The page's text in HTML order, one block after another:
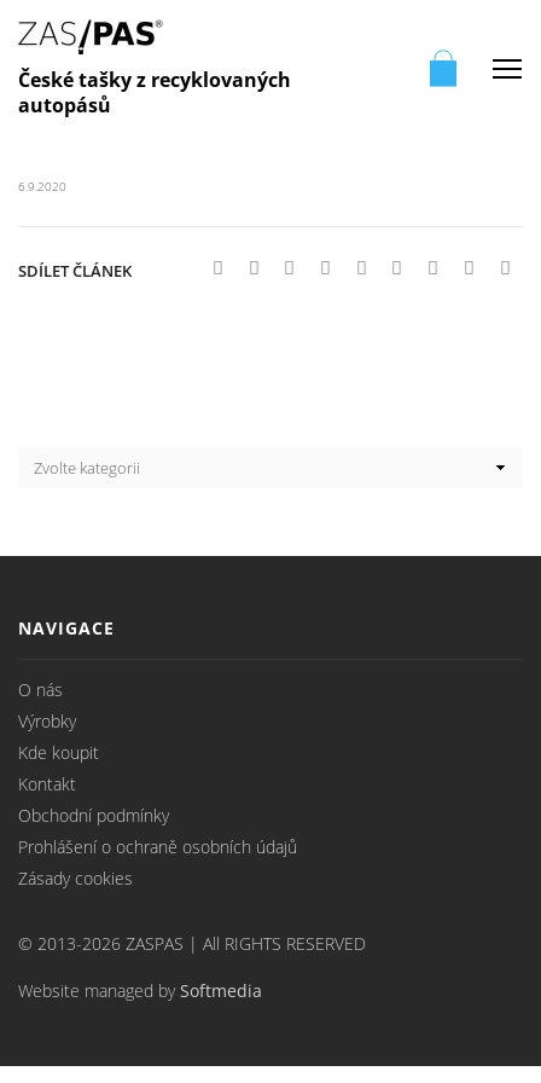
České tašky z recyklovaných
autopásů
6.9.2020
SDÍLET ČLÁNEK
NAVIGACE
O nás
Výrobky
Kde koupit
Kontakt
Obchodní podmínky
Prohlášení o ochraně osobních údajů
Zásady cookies
© 2013-2026 ZASPAS | All RIGHTS RESERVED
Website managed bySoftmedia